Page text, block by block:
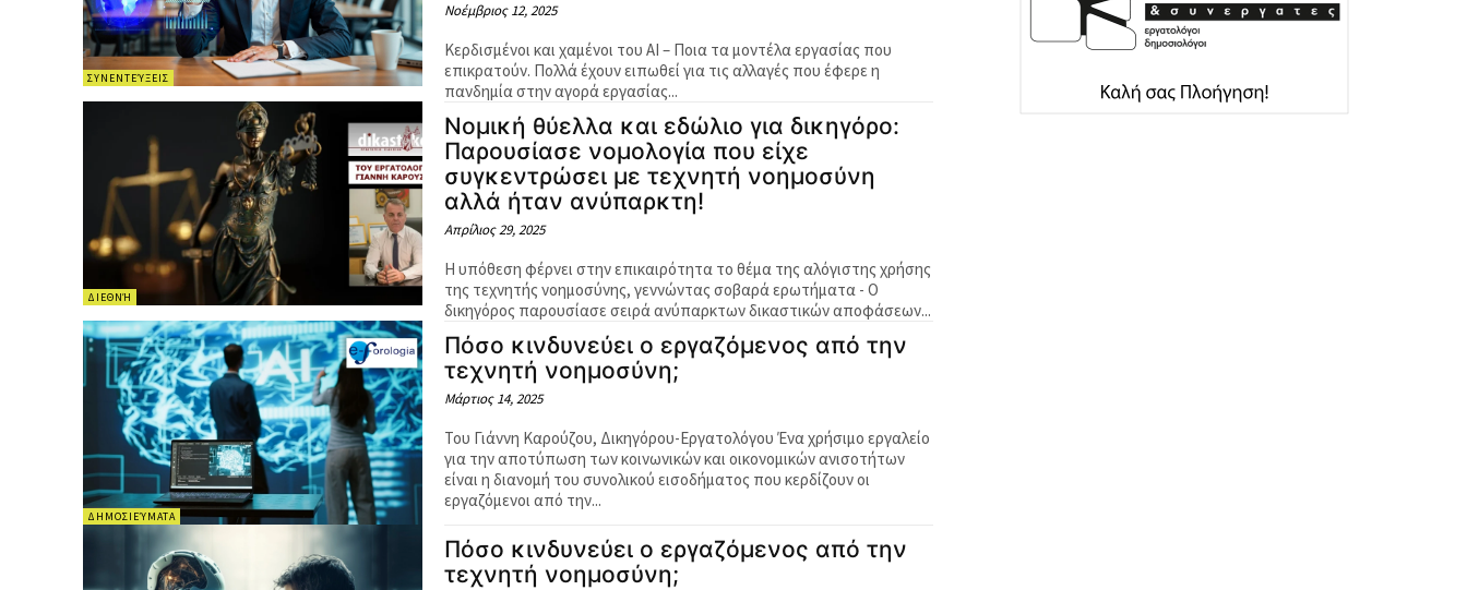
ΣΥΝΕΝΤΕΎΞΕΙΣ
Νοέμβριος 12, 2025
Κερδισμένοι και χαμένοι του ΑΙ – Ποια τα μοντέλα εργασίας που
επικρατούν. Πολλά έχουν ειπωθεί για τις αλλαγές που έφερε η
πανδημία στην αγορά εργασίας...
ΔΙΕΘΝΉ
Νομική θύελλα και εδώλιο για δικηγόρο:
Παρουσίασε νομολογία που είχε
συγκεντρώσει με τεχνητή νοημοσύνη
αλλά ήταν ανύπαρκτη!
Απρίλιος 29, 2025
Η υπόθεση φέρνει στην επικαιρότητα το θέμα της αλόγιστης χρήσης
της τεχνητής νοημοσύνης, γεννώντας σοβαρά ερωτήματα - Ο
δικηγόρος παρουσίασε σειρά ανύπαρκτων δικαστικών αποφάσεων...
ΔΗΜΟΣΙΕΎΜΑΤΑ
Πόσο κινδυνεύει ο εργαζόμενος από την
τεχνητή νοημοσύνη;
Μάρτιος 14, 2025
Του Γιάννη Καρούζου, Δικηγόρου-Εργατολόγου Ένα χρήσιμο εργαλείο
για την αποτύπωση των κοινωνικών και οικονομικών ανισοτήτων
είναι η διανομή του συνολικού εισοδήματος που κερδίζουν οι
εργαζόμενοι από την...
Πόσο κινδυνεύει ο εργαζόμενος από την
τεχνητή νοημοσύνη;